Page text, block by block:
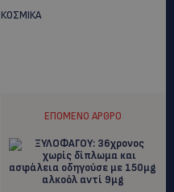
ΚΟΣΜΙΚΑ
ΕΠΌΜΕΝΟ ΆΡΘΡΟ